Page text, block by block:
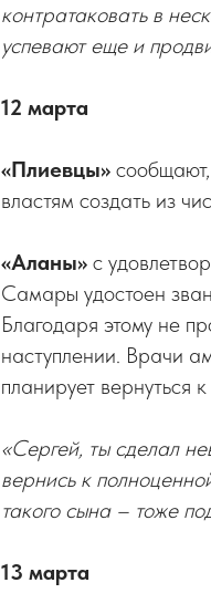
контратаковать в
успевают еще и
12 марта
«Плиевцы»
властям создать из
«Аланы» с
Самары удостоен
Благодаря этому не
наступлении. Врачи
планирует вернуться
«Сергей, ты сделал
вернись к
такого сына – тоже
13 марта